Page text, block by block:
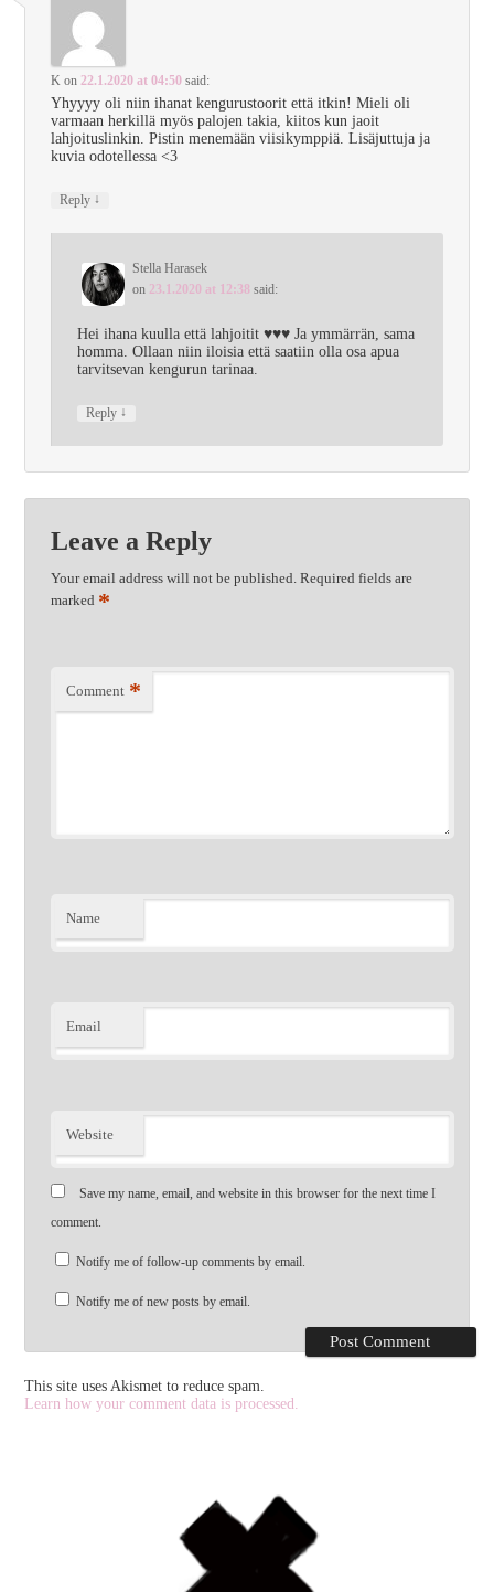
K on22.1.2020 at 04:50 said:
Yhyyyy oli niin ihanat kengurustoorit että itkin! Mieli oli
varmaan herkillä myös palojen takia, kiitos kun jaoit
lahjoituslinkin. Pistin menemään viisikymppiä. Lisäjuttuja ja
kuvia odotellessa <3
Reply ↓
Stella Harasek
on 23.1.2020 at 12:38 said:
Hei ihana kuulla että lahjoitit ♥♥♥ Ja ymmärrän, sama
homma. Ollaan niin iloisia että saatiin olla osa apua
tarvitsevan kengurun tarinaa.
Reply ↓
Leave a Reply
Your email address will not be published. Required fields are
marked *
Comment *
Name
Email
Website
Save my name, email, and website in this browser for the next time I
comment.
Notify me of follow-up comments by email.
Notify me of new posts by email.
This site uses Akismet to reduce spam.
Learn how your comment data is processed.